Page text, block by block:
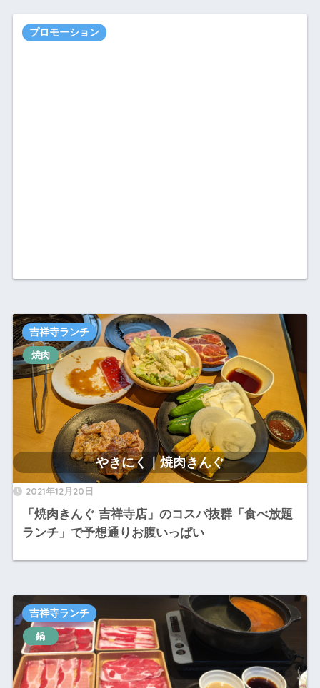
プロモーション
2021年12月20日
「焼肉きんぐ 吉祥寺店」のコスパ抜群「食べ放題
ランチ」で予想通りお腹いっぱい
やきにく｜焼肉きんぐ
吉祥寺ランチ
焼肉
吉祥寺ランチ
鍋